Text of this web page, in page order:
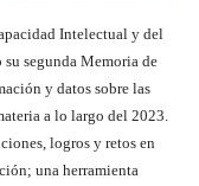
Intelectual y del
segunda Memoria de
y datos sobre las
a lo largo del 2023.
logros y retos en
una herramienta